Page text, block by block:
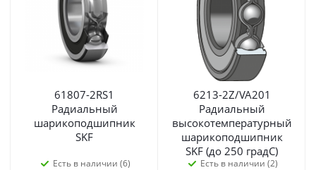
61807-2RS1
Радиальный
шарикоподшипник
SKF
Есть в наличии (6)
6213-2Z/VA201
Радиальный
высокотемпературный
шарикоподшипник
SKF (до 250 градС)
Есть в наличии (2)